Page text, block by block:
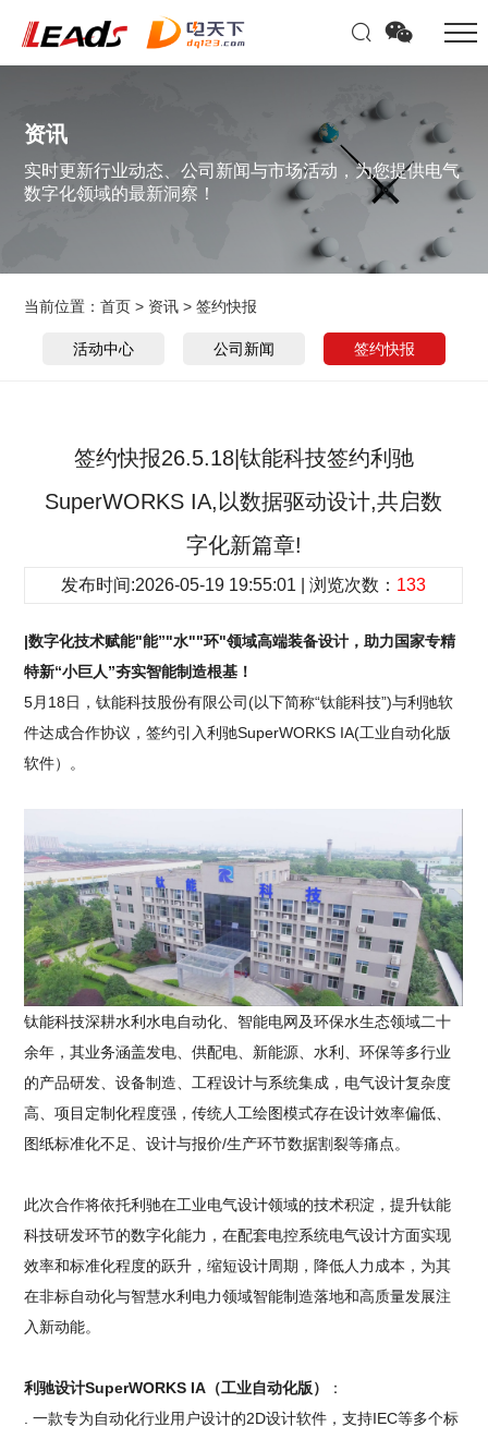
资讯
实时更新行业动态、公司新闻与市场活动，为您提供电气
数字化领域的最新洞察！
当前位置：首页 > 资讯 >签约快报
活动中心 公司新闻 签约快报
签约快报26.5.18|钛能科技签约利驰
SuperWORKS IA,以数据驱动设计,共启数
字化新篇章!
发布时间:2026-05-19 19:55:01 | 浏览次数： 133
|数字化技术赋能"能”"水""环"领域高端装备设计，助力国家专精
特新“小巨人”夯实智能制造根基！
5月18日，钛能科技股份有限公司(以下简称“钛能科技”)与利驰软
件达成合作协议，签约引入利驰SuperWORKS IA(工业自动化版
软件）。
钛能科技深耕水利水电自动化、智能电网及环保水生态领域二十
余年，其业务涵盖发电、供配电、新能源、水利、环保等多行业
的产品研发、设备制造、工程设计与系统集成，电气设计复杂度
高、项目定制化程度强，传统人工绘图模式存在设计效率偏低、
图纸标准化不足、设计与报价/生产环节数据割裂等痛点。
此次合作将依托利驰在工业电气设计领域的技术积淀，提升钛能
科技研发环节的数字化能力，在配套电控系统电气设计方面实现
效率和标准化程度的跃升，缩短设计周期，降低人力成本，为其
在非标自动化与智慧水利电力领域智能制造落地和高质量发展注
入新动能。
利驰设计SuperWORKS IA（工业自动化版）
：
. 一款专为自动化行业用户设计的2D设计软件，支持IEC等多个标